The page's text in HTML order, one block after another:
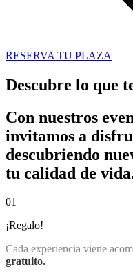
RESERVA TU PLAZA
Descubre lo que
Con nuestros
invitamos a
descubriendo
tu calidad de
01
¡Regalo!
Cada experiencia viene
gratuito.